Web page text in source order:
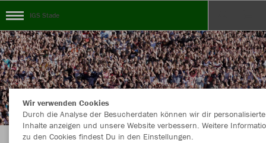
IGS Stade
Wir verwenden Cookies
Durch die Analyse der Besucherdaten können wir dir personalisierte
Inhalte anzeigen und unsere Website verbessern. Weitere
zu den Cookies findest Du in den Einstellungen.